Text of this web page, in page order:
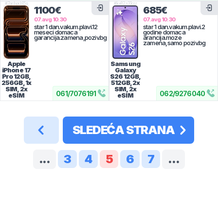
061/7076191
#7gcbprb15s
Apple
iPhone 17
Pro12GB,
256GB, 1x
SIM, 2x
eSIM
1100€
07.avg 10:30
star 1 dan.vakum.plavi.12
meseci domaca
garancija.zamena,poziv.bg
062/9276040
#kx82s31crr
Samsung
Galaxy
S2612GB,
512GB, 2x
SIM, 2x
eSIM
685€
07.avg 10:30
star 1 dan.vakum.plavi.2
godine domaca
arancija.moze
zamena,samo poziv.bg
SLEDEĆA STRANA
... 3 4 5 6 7 ...